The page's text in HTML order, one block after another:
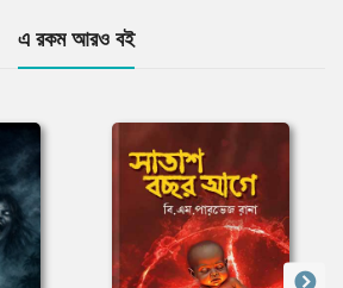
এ রকম আরও বই